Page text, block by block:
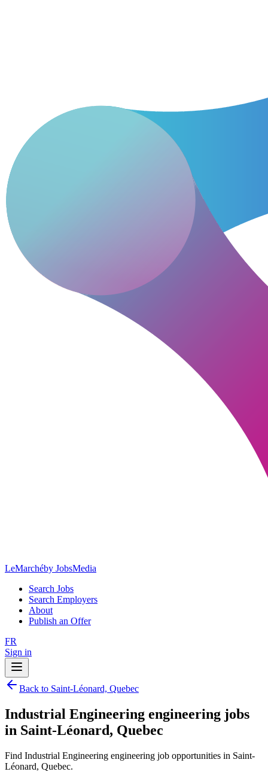
LeMarchéby JobsMedia
Search Jobs
Search Employers
About
Publish an Offer
FR
Sign in
Back to Saint-Léonard, Quebec
Industrial Engineering engineering jobs
in Saint-Léonard, Quebec
Find Industrial Engineering engineering job opportunities in Saint-
Léonard, Quebec.